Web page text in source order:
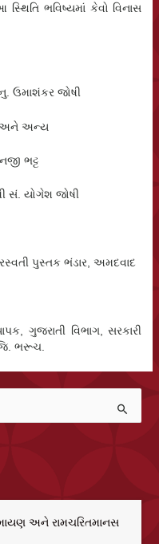
ભવિષ્યમાં કેવો વિનાસ
ઉમાશંકર જોષી
અને અન્ય
ભટ્ટ
સં. યોગેશ જોષી
પુસ્તક ભંડાર, અમદવાદ
ગુજરાતી વિભાગ, સરકારી
ભરૂચ.
અને રામચરિતમાનસ